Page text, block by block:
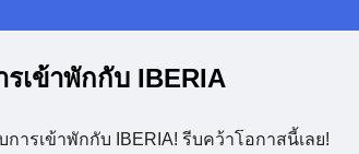
เข้าพักกับ IBERIA
ารเข้าพักกับ IBERIA! รีบคว้าโอกาสนี้เลย!